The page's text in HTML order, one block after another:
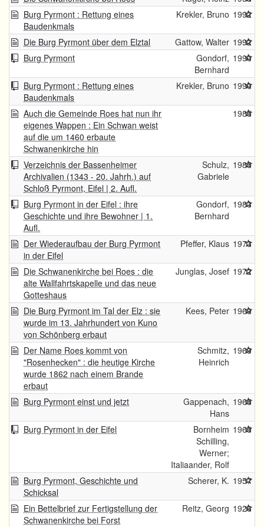
Burg Pyrmont : Rettung eines
Baudenkmals
Krekler, Bruno 1992
Die Burg Pyrmont über dem Elztal Gattow, Walter 1992
Burg Pyrmont
Gondorf,
Bernhard
1990
Burg Pyrmont : Rettung eines
Baudenkmals
Krekler, Bruno 1990
Auch die Gemeinde Roes hat nun ihr
eigenes Wappen : Ein Schwan weist
auf die um 1460 erbaute
Schwanenkirche hin
1985
Verzeichnis der Bassenheimer
Archivalien (1343 - 20. Jahrh.) auf
Schloß Pyrmont, Eifel | 2. Aufl.
Schulz,
Gabriele
1985
Burg Pyrmont in der Eifel : ihre
Geschichte und ihre Bewohner | 1.
Aufl.
Gondorf,
Bernhard
1983
Der Wiederaufbau der Burg Pyrmont
in der Eifel
Pfeffer, Klaus 1973
Die Schwanenkirche bei Roes : die
alte Wallfahrtskapelle und das neue
Gotteshaus
Junglas, Josef 1972
Die Burg Pyrmont im Tal der Elz : sie
wurde im 13. Jahrhundert von Kuno
von Schönberg erbaut
Kees, Peter 1969
Der Name Roes kommt von
"Rosenhecken" : die heutige Kirche
wurde 1862 nach einem Brande
erbaut
Schmitz,
Heinrich
1969
Burg Pyrmont einst und jetzt
Gappenach,
Hans
1965
Burg Pyrmont in der Eifel
Bornheim
Schilling,
Werner;
Italiaander, Rolf
1965
Burg Pyrmont, Geschichte und
Schicksal
Scherer, K. 1957
Ein Bettelbrief zur Fertigstellung der
Schwanenkirche bei Forst
Reitz, Georg 1926